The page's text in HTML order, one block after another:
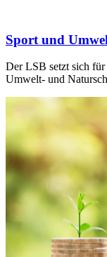
Sport und
Der LSB setzt sich für
Umwelt- und